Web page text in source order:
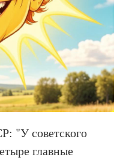
"У советского
главные